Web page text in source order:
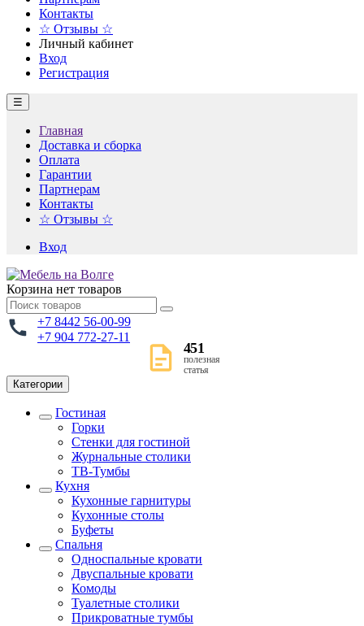
Контакты
☆ Отзывы ☆
Личный кабинет
Вход
Регистрация
☰
Главная
Доставка и сборка
Оплата
Гарантии
Партнерам
Контакты
☆ Отзывы ☆
Вход
Корзина нет товаров
+7 8442 56-00-99
+7 904 772-27-11
451
полезная
статья
Категории
Гостиная
Горки
Стенки для гостиной
Журнальные столики
TВ-Тумбы
Кухня
Кухонные гарнитуры
Кухонные столы
Буфеты
Спальня
Односпальные кровати
Двуспальные кровати
Комоды
Туалетные столики
Прикроватные тумбы